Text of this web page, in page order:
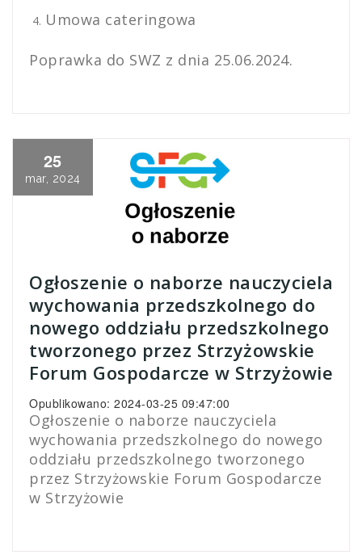
Umowa cateringowa
Poprawka do SWZ z dnia 25.06.2024.
25
mar, 2024
Ogłoszenie o naborze nauczyciela
wychowania przedszkolnego do
nowego oddziału przedszkolnego
tworzonego przez Strzyżowskie
Forum Gospodarcze w Strzyżowie
Opublikowano: 2024-03-25 09:47:00
Ogłoszenie o naborze nauczyciela
wychowania przedszkolnego do nowego
oddziału przedszkolnego tworzonego
przez Strzyżowskie Forum Gospodarcze
w Strzyżowie